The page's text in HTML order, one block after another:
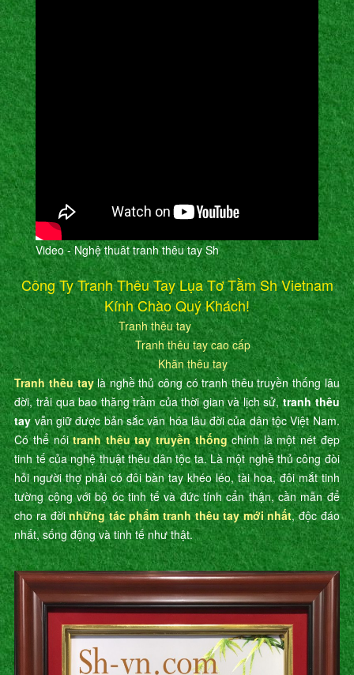
Video - Nghệ thuât tranh thêu tay Sh
Công Ty Tranh Thêu Tay Lụa Tơ Tằm Sh Vietnam
Kính Chào Quý Khách!
Tranh thêu tay
Tranh thêu tay cao cấp
Khăn thêu tay
Tranh thêu taylà nghề thủ công có tranh thêu truyền thống lâu
đời, trải qua bao thăng trầm của thời gian và lịch sử,tranh thêu
tayvẫn giữ được bản sắc văn hóa lâu đời của dân tộc Việt Nam.
Có thể nóitranh thêu tay truyền thốngchính là một nét đẹp
tinh tế của nghệ thuật thêu dân tộc ta. Là một nghề thủ công đòi
hỏi người thợ phải có đôi bàn tay khéo léo, tài hoa, đôi mắt tinh
tường cộng với bộ óc tinh tế và đức tính cẩn thận, cần mẫn để
cho ra đờinhững tác phẩm tranh thêu tay mới nhất, độc đáo
nhất, sống động và tinh tế như thật.